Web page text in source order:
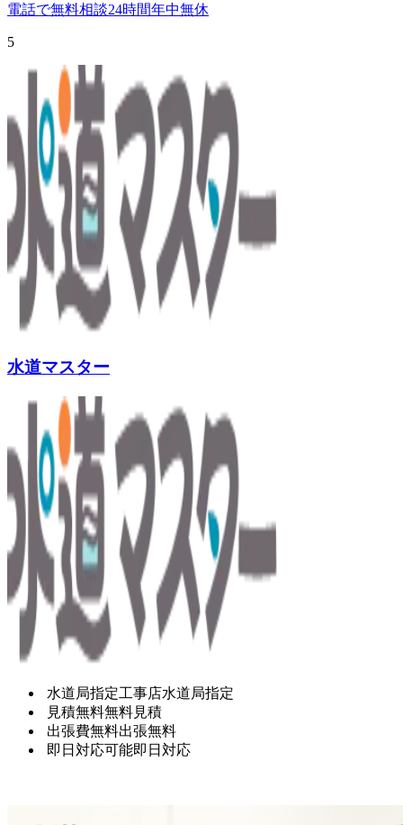
電話で無料相談24時間年中無休
5
水道マスター
水道局指定工事店水道局指定
見積無料無料見積
出張費無料出張無料
即日対応可能即日対応